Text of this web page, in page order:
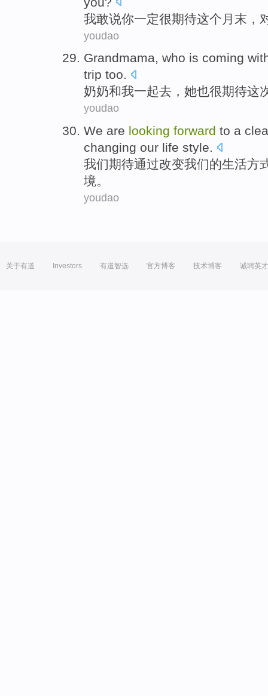
我敢说你一定很期待这个月末 ，
youdao
Grandmama, who is coming
trip too.
奶奶和我一起去， 她也很期待这
youdao
We are looking forward to a
changing our life style.
我们期待通过改变我们的生活方
境。
youdao
关于有道 Investors 有道智选 官方博客 技术博客 诚聘英才